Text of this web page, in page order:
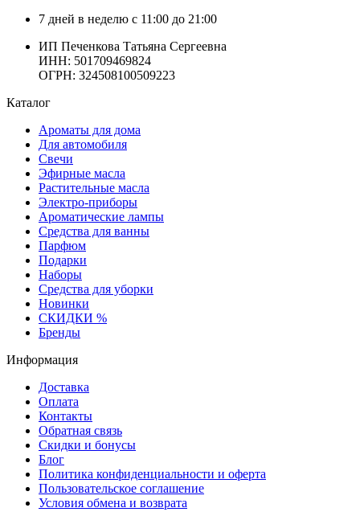
7 дней в неделю с 11:00 до 21:00
ИП Печенкова Татьяна Сергеевна
ИНН: 501709469824
ОГРН: 324508100509223
Каталог
Ароматы для дома
Для автомобиля
Свечи
Эфирные масла
Растительные масла
Электро-приборы
Ароматические лампы
Средства для ванны
Парфюм
Подарки
Наборы
Средства для уборки
Новинки
СКИДКИ %
Бренды
Информация
Доставка
Оплата
Контакты
Обратная связь
Скидки и бонусы
Блог
Политика конфиденциальности и оферта
Пользовательское соглашение
Условия обмена и возврата